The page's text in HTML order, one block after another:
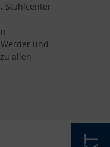
Stahlcenter
und
allen